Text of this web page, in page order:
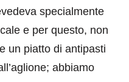
specialmente
e per questo, non
un piatto di antipasti
abbiamo